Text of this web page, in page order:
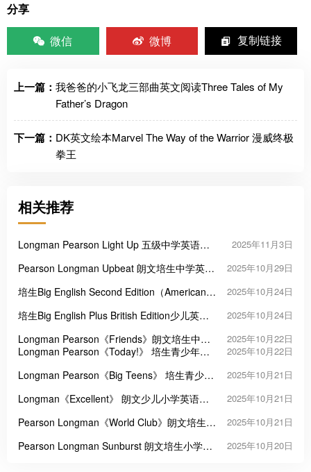
分享
微信
微博 复制链接
上一篇： 我爸爸的小飞龙三部曲英文阅读Three Tales of My
Father’s Dragon
下一篇： DK英文绘本Marvel The Way of the Warrior 漫威终极
拳王
相关推荐
Longman Pearson Light Up 五级中学英语教
2025年11月3日
Pearson Longman Upbeat 朗文培生中学英语
2025年10月29日
培生Big English Second Edition（American
2025年10月24日
培生Big English Plus British Edition少儿英语
2025年10月24日
Longman Pearson《Friends》朗文培生中小
学英语教材
2025年10月22日
Longman Pearson《Today!》 培生青少年英
2025年10月22日
Longman Pearson《Big Teens》 培生青少年
2025年10月21日
Longman《Excellent》 朗文少儿小学英语教
2025年10月21日
Pearson Longman《World Club》朗文培生少
2025年10月21日
Pearson Longman Sunburst 朗文培生小学英
2025年10月20日